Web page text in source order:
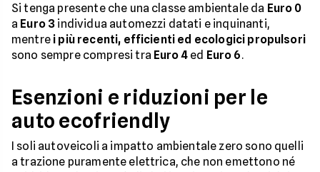
Si tenga presente che una classe ambientale da Euro 0
a Euro 3 individua automezzi datati e inquinanti,
mentre i più recenti, efficienti ed ecologici propulsori
sono sempre compresi tra Euro 4ed Euro 6.
Esenzioni e riduzioni per le
auto ecofriendly
I soli autoveicoli a impatto ambientale zero sono quelli
a trazione puramente elettrica, che non emettono né